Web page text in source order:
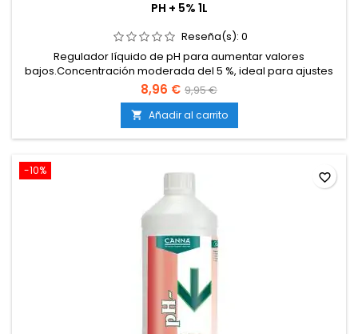
PH + 5% 1L
Reseña(s): 0
Regulador líquido de pH para aumentar valores
bajos.Concentración moderada del 5 %, ideal para ajustes
suaves y controlados.Compatible con cultivos en tierra, coco
e hidroponía.Evita bloqueos y deficiencias causadas por pH
demasiado bajo.Mantiene el rango de absorción óptimo de
nutrientes.Fácil de dosificar y apto tanto para principiantes...
8,96 € 9,95 €
 Añadir al carrito
-10% favorite_border